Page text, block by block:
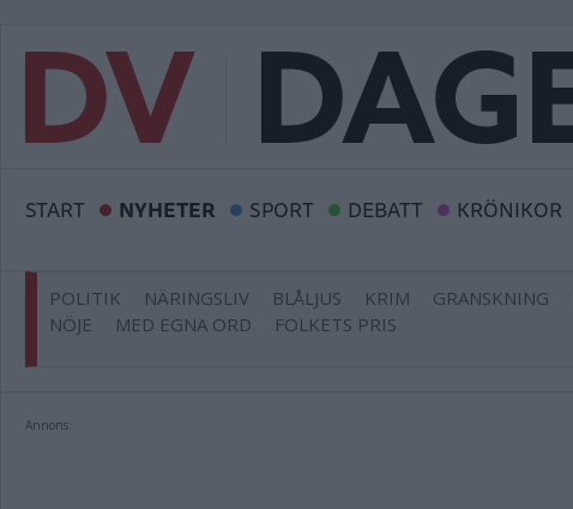
START NYHETER SPORT DEBATT KRÖNIKOR
POLITIK NÄRINGSLIV BLÅLJUS KRIM GRANSKNING
NÖJE
MED EGNA ORD FOLKETS PRIS
Annons: